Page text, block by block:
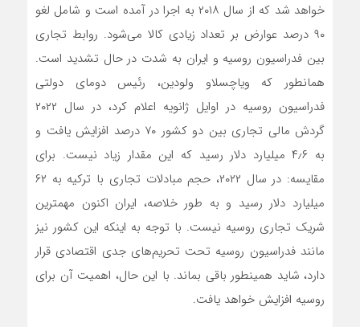
خواهد شد که از سال ۲۰۱۸ به اجرا در آمده است و شامل لغو
۹۰ درصد عوارض بر تعداد زیادی کالا می‌شود. روابط تجاری
بین فدراسیون روسیه و ایران به شدت در حال تشدید است.
همانطور که ویاچسلاو ولودین، رئیس دومای دولتی
فدراسیون روسیه در اوایل ژانویه اعلام کرد، در سال ۲۰۲۲
گردش مالی تجاری بین دو کشور ۷۰ درصد افزایش یافت و
به ۴٫۶ میلیارد دلار رسید که این مقدار زیاد نیست. برای
مقایسه: در سال ۲۰۲۲، حجم مبادلات تجاری با ترکیه به ۶۲
میلیارد دلار رسید و به طور خلاصه، ایران اکنون مهمترین
شریک تجاری روسیه نیست. با توجه به اینکه این کشور نیز
مانند فدراسیون روسیه تحت تحریم‌های جدی اقتصادی قرار
دارد، شاید همینطور باقی بماند. با این حال، اهمیت آن برای
روسیه افزایش خواهد یافت.